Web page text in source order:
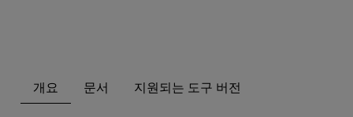
개요 문서 지원되는 도구 버전